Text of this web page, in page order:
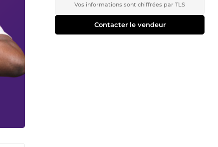
Vos informations sont chiffrées par TLS
Contacter le vendeur